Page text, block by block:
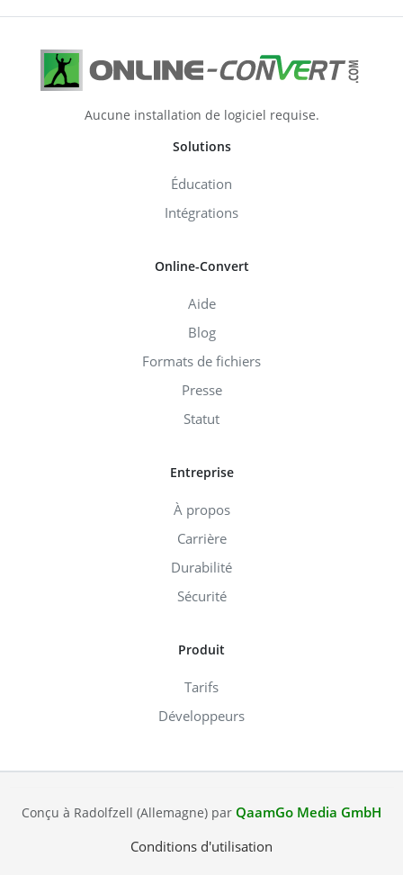
Aucune installation de logiciel requise.
Solutions
Éducation
Intégrations
Online-Convert
Aide
Blog
Formats de fichiers
Presse
Statut
Entreprise
À propos
Carrière
Durabilité
Sécurité
Produit
Tarifs
Développeurs
Conçu à Radolfzell (Allemagne) par QaamGo Media GmbH
Conditions d'utilisation